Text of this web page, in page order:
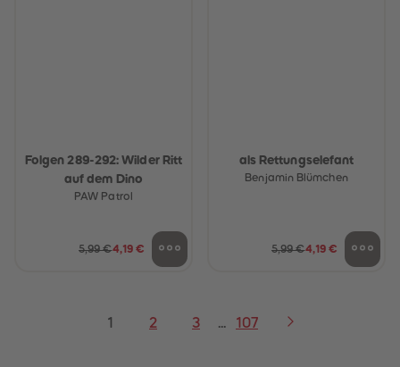
Folgen 289-292: Wilder Ritt
auf dem Dino
PAW Patrol
5,99 €4,19 €
als Rettungselefant
Benjamin Blümchen
5,99 €4,19 €
1 2 3 107